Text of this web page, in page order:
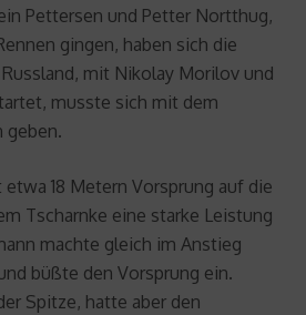
Pettersen und Petter Nortthug,
gingen, haben sich die
mit Nikolay Morilov und
musste sich mit dem
geben.
18 Metern Vorsprung auf die
Tscharnke eine starke Leistung
machte gleich im Anstieg
büßte den Vorsprung ein.
Spitze, hatte aber den